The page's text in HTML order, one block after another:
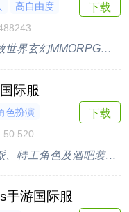
高自由度
独一无二的韩国风开放世界玄幻MMORPG！来体验传奇4吧。
下载
际服
色扮演
全新关卡、纪念品流派、特工角色及酒吧装修降临深渊！
下载
手游国际服